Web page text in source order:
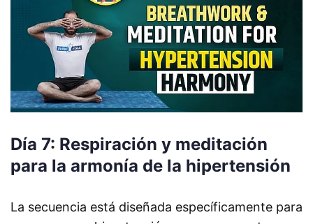
Día 7: Respiración y meditación
para la armonía de la hipertensión
La secuencia está diseñada específicamente para